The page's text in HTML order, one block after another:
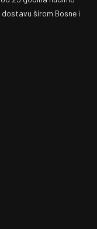
širom Bosne i